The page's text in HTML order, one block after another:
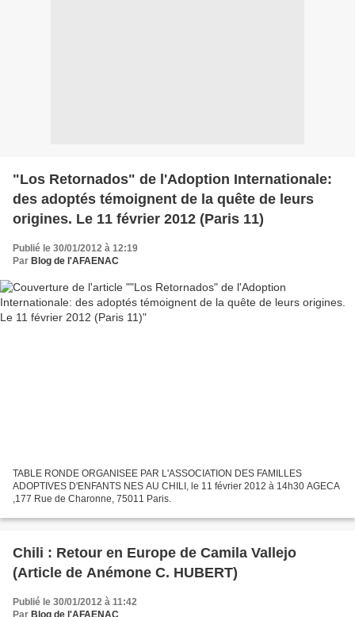
"Los Retornados" de l'Adoption Internationale:
des adoptés témoignent de la quête de leurs
origines. Le 11 février 2012 (Paris 11)
Publié le 30/01/2012 à 12:19
Par Blog de l'AFAENAC
TABLE RONDE ORGANISEE PAR L'ASSOCIATION DES FAMILLES
ADOPTIVES D'ENFANTS NES AU CHILI, le 11 février 2012 à 14h30 AGECA
,177 Rue de Charonne, 75011 Paris.
Chili : Retour en Europe de Camila Vallejo
(Article de Anémone C. HUBERT)
Publié le 30/01/2012 à 11:42
Par Blog de l'AFAENAC